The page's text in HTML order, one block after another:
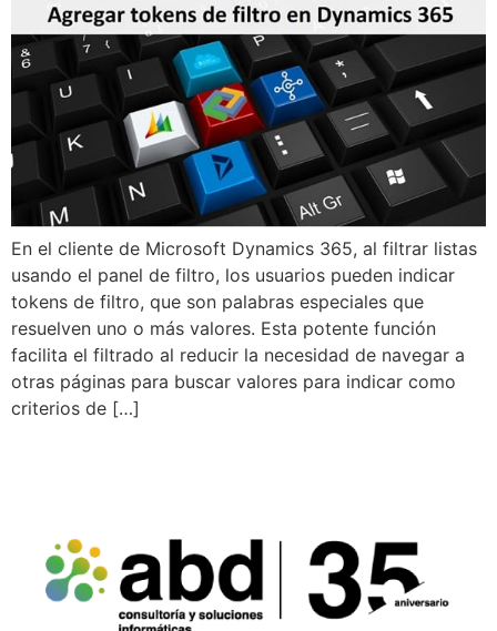
En el cliente de Microsoft Dynamics 365, al filtrar listas
usando el panel de filtro, los usuarios pueden indicar
tokens de filtro, que son palabras especiales que
resuelven uno o más valores. Esta potente función
facilita el filtrado al reducir la necesidad de navegar a
otras páginas para buscar valores para indicar como
criterios de […]